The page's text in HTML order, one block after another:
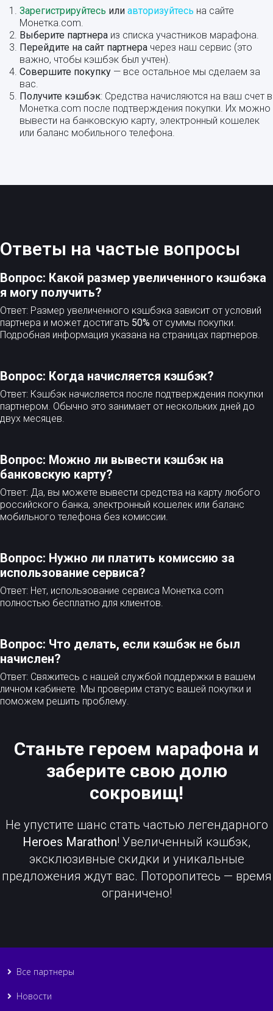
Зарегистрируйтесь или авторизуйтесь на сайте
Монетка.com.
Выберите партнера из списка участников марафона.
Перейдите на сайт партнера через наш сервис (это
важно, чтобы кэшбэк был учтен).
Совершите покупку — все остальное мы сделаем за
вас.
Получите кэшбэк: Средства начисляются на ваш счет в
Монетка.com после подтверждения покупки. Их можно
вывести на банковскую карту, электронный кошелек
или баланс мобильного телефона.
Ответы на частые вопросы
Вопрос: Какой размер увеличенного кэшбэка
я могу получить?
Ответ: Размер увеличенного кэшбэка зависит от условий
партнера и может достигать 50% от суммы покупки.
Подробная информация указана на страницах партнеров.
Вопрос: Когда начисляется кэшбэк?
Ответ: Кэшбэк начисляется после подтверждения покупки
партнером. Обычно это занимает от нескольких дней до
двух месяцев.
Вопрос: Можно ли вывести кэшбэк на
банковскую карту?
Ответ: Да, вы можете вывести средства на карту любого
российского банка, электронный кошелек или баланс
мобильного телефона без комиссии.
Вопрос: Нужно ли платить комиссию за
использование сервиса?
Ответ: Нет, использование сервиса Монетка.com
полностью бесплатно для клиентов.
Вопрос: Что делать, если кэшбэк не был
начислен?
Ответ: Свяжитесь с нашей службой поддержки в вашем
личном кабинете. Мы проверим статус вашей покупки и
поможем решить проблему.
Станьте героем марафона и
заберите свою долю
сокровищ!
Не упустите шанс стать частью легендарного
Heroes Marathon! Увеличенный кэшбэк,
эксклюзивные скидки и уникальные
предложения ждут вас. Поторопитесь — время
ограничено!
Все партнеры
Новости